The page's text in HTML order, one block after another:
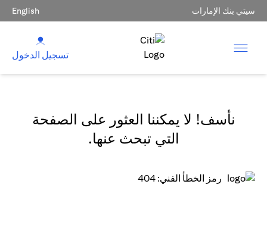
سيتي بنك الإمارات English
تسجيل الدخول
نأسف! لا يمكننا العثور على الصفحة
التي تبحث عنها.
رمز الخطأ الفني: 404